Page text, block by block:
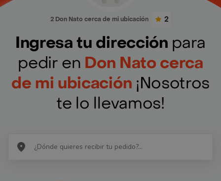
2 Don Nato cerca de mi ubicación 2
Ingresa tu dirección para
pedir en Don Nato cerca
de mi ubicación ¡Nosotros
te lo llevamos!